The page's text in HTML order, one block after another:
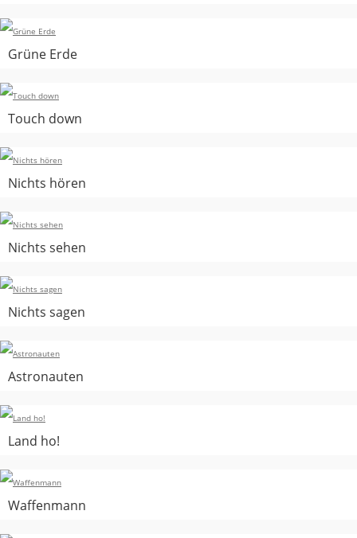
Grüne Erde
Touch down
Nichts hören
Nichts sehen
Nichts sagen
Astronauten
Land ho!
Waffenmann